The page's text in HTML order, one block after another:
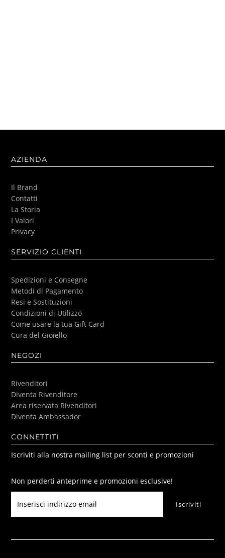
AZIENDA
Il Brand
Contatti
La Storia
I Valori
Privacy
SERVIZIO CLIENTI
Spedizioni e Consegne
Metodi di Pagamento
Resi e Sostituzioni
Condizioni di Utilizzo
Come usare la tua Gift Card
Cura del Gioiello
NEGOZI
Rivenditori
Diventa Rivenditore
Area riservata Rivenditori
Diventa Ambassador
CONNETTITI
Iscriviti alla nostra mailing list per sconti e promozioni
Non perderti anteprime e promozioni esclusive!